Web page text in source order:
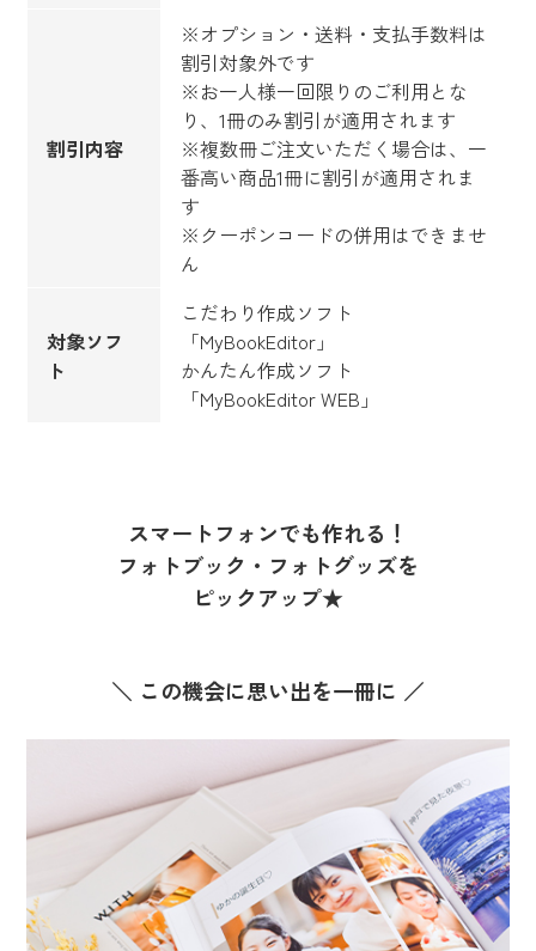
割引内容
※オプション・送料・支払手数料は
割引対象外です
※お一人様一回限りのご利用とな
り、1冊のみ割引が適用されます
※複数冊ご注文いただく場合は、一
番高い商品1冊に割引が適用されま
す
※クーポンコードの併用はできませ
ん
対象ソフ
ト
こだわり作成ソフト
「MyBookEditor」
かんたん作成ソフト
「MyBookEditor WEB」
スマートフォンでも作れる！
フォトブック・フォトグッズを
ピックアップ★
＼ この機会に思い出を一冊に ／